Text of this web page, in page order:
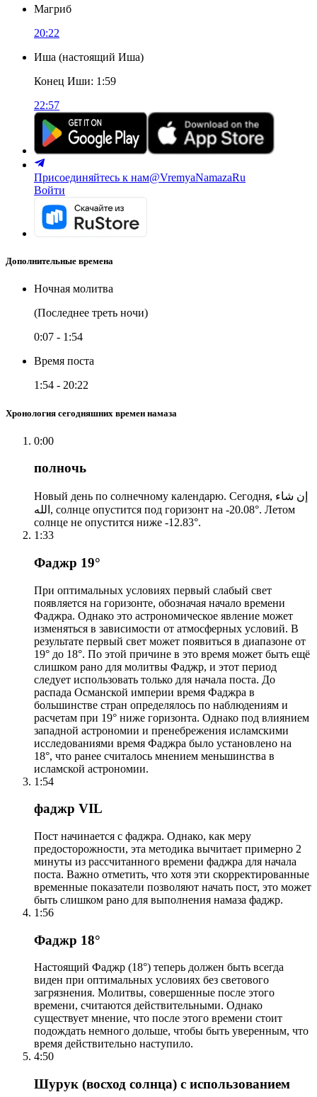
Магриб
20:22
Иша (настоящий Иша)
Конец Иши: 1:59
22:57
Присоединяйтесь к нам@VremyaNamazaRu
Войти
Дополнительные времена
Ночная молитва
(Последнее треть ночи)
0:07 - 1:54
Время поста
1:54 - 20:22
Хронология сегодняшних времен намаза
0:00
полночь
Новый день по солнечному календарю. Сегодня, إن شاء
الله, солнце опустится под горизонт на -20.08°. Летом
солнце не опустится ниже -12.83°.
1:33
Фаджр 19°
При оптимальных условиях первый слабый свет
появляется на горизонте, обозначая начало времени
Фаджра. Однако это астрономическое явление может
изменяться в зависимости от атмосферных условий. В
результате первый свет может появиться в диапазоне от
19° до 18°. По этой причине в это время может быть ещё
слишком рано для молитвы Фаджр, и этот период
следует использовать только для начала поста. До
распада Османской империи время Фаджра в
большинстве стран определялось по наблюдениям и
расчетам при 19° ниже горизонта. Однако под влиянием
западной астрономии и пренебрежения исламскими
исследованиями время Фаджра было установлено на
18°, что ранее считалось мнением меньшинства в
исламской астрономии.
1:54
фаджр VIL
Пост начинается с фаджра. Однако, как меру
предосторожности, эта методика вычитает примерно 2
минуты из рассчитанного времени фаджра для начала
поста. Важно отметить, что хотя эти скорректированные
временные показатели позволяют начать пост, это может
быть слишком рано для выполнения намаза фаджр.
1:56
Фаджр 18°
Настоящий Фаджр (18°) теперь должен быть всегда
виден при оптимальных условиях без светового
загрязнения. Молитвы, совершенные после этого
времени, считаются действительными. Однако
существует мнение, что после этого времени стоит
подождать немного дольше, чтобы быть уверенным, что
время действительно наступило.
4:50
Шурук (восход солнца) с использованием